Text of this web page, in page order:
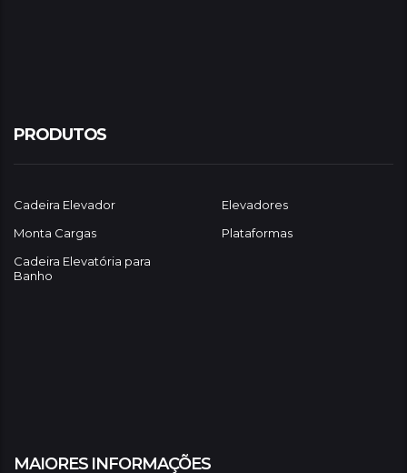
PRODUTOS
Cadeira Elevador
Elevadores
Monta Cargas
Plataformas
Cadeira Elevatória para
Banho
MAIORES INFORMAÇÕES